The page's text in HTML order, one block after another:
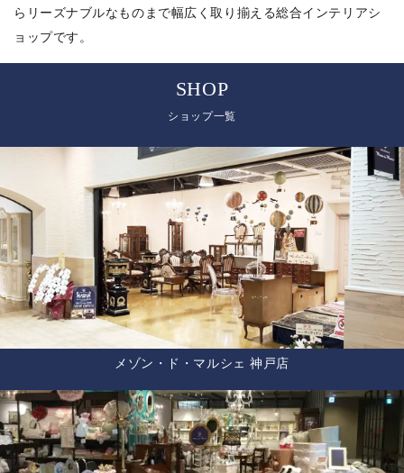
らリーズナブルなものまで幅広く取り揃える総合インテリアシ
ョップです。
SHOP
ショップ一覧
メゾン・ド・マルシェ 神戸店